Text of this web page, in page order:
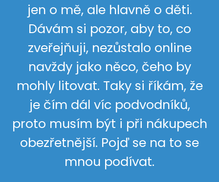
jen o mě, ale hlavně o děti.
Dávám si pozor, aby to, co
zveřejňuji, nezůstalo online
navždy jako něco, čeho by
mohly litovat. Taky si říkám, že
je čím dál víc podvodníků,
proto musím být i při nákupech
obezřetnější. Pojď se na to se
mnou podívat.